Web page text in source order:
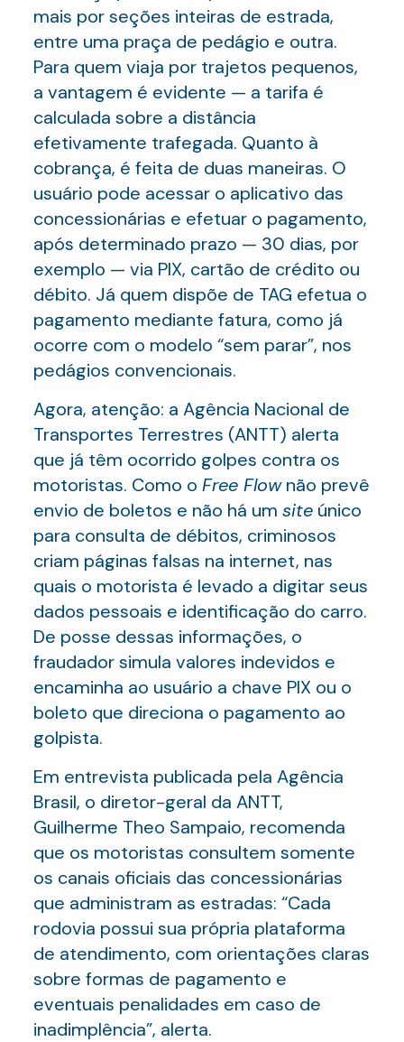
mais por seções inteiras de estrada,
entre uma praça de pedágio e outra.
Para quem viaja por trajetos pequenos,
a vantagem é evidente — a tarifa é
calculada sobre a distância
efetivamente trafegada. Quanto à
cobrança, é feita de duas maneiras. O
usuário pode acessar o aplicativo das
concessionárias e efetuar o pagamento,
após determinado prazo — 30 dias, por
exemplo — via PIX, cartão de crédito ou
débito. Já quem dispõe de TAG efetua o
pagamento mediante fatura, como já
ocorre com o modelo “sem parar”, nos
pedágios convencionais.
Agora, atenção: a Agência Nacional de
Transportes Terrestres (ANTT) alerta
que já têm ocorrido golpes contra os
motoristas. Como o Free Flownão prevê
envio de boletos e não há um siteúnico
para consulta de débitos, criminosos
criam páginas falsas na internet, nas
quais o motorista é levado a digitar seus
dados pessoais e identificação do carro.
De posse dessas informações, o
fraudador simula valores indevidos e
encaminha ao usuário a chave PIX ou o
boleto que direciona o pagamento ao
golpista.
Em entrevista publicada pela Agência
Brasil, o diretor-geral da ANTT,
Guilherme Theo Sampaio, recomenda
que os motoristas consultem somente
os canais oficiais das concessionárias
que administram as estradas: “Cada
rodovia possui sua própria plataforma
de atendimento, com orientações claras
sobre formas de pagamento e
eventuais penalidades em caso de
inadimplência”, alerta.